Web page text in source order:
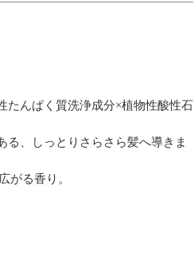
たんぱく質洗浄成分×植物性酸性石
る、しっとりさらさら髪へ導きま
がる香り。